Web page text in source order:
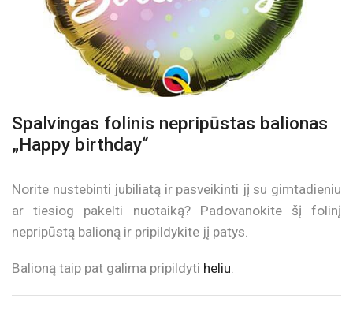
Spalvingas folinis nepripūstas balionas
„Happy birthday“
Norite nustebinti jubiliatą ir pasveikinti jį su gimtadieniu
ar tiesiog pakelti nuotaiką? Padovanokite šį folinį
nepripūstą balioną ir pripildykite jį patys.
Balioną taip pat galima pripildyti heliu